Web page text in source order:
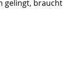
gelingt, braucht